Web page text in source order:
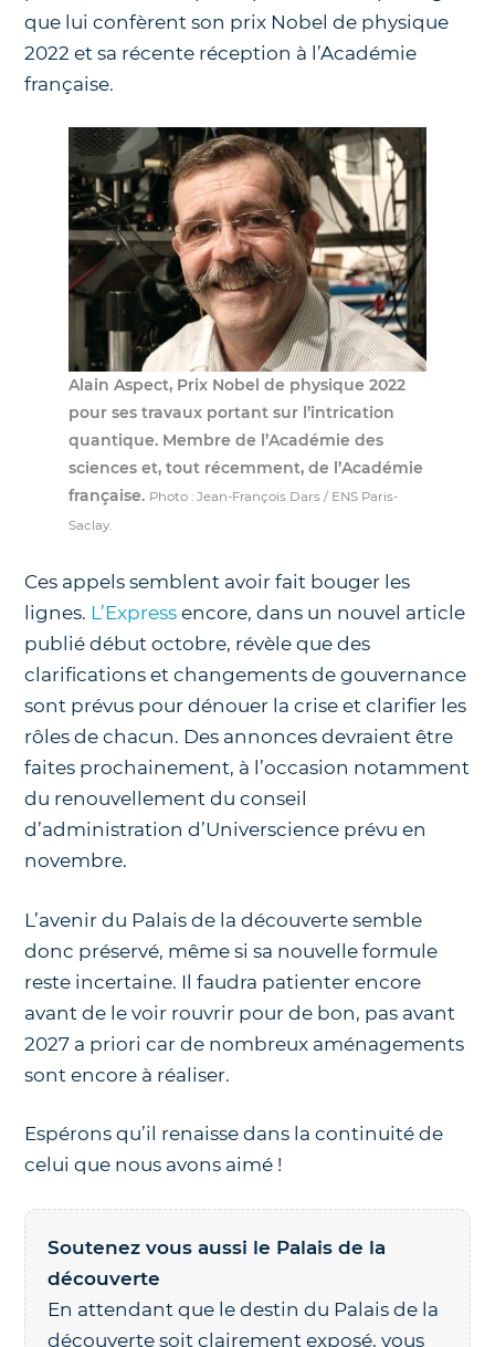
que lui confèrent son prix Nobel de physique
2022 et sa récente réception à l’Académie
française.
Alain Aspect, Prix Nobel de physique 2022
pour ses travaux portant sur l’intrication
quantique. Membre de l’Académie des
sciences et, tout récemment, de l’Académie
française. Photo : Jean-François Dars / ENS Paris-
Saclay.
Ces appels semblent avoir fait bouger les
lignes. L’Express encore, dans un nouvel article
publié début octobre, révèle que des
clarifications et changements de gouvernance
sont prévus pour dénouer la crise et clarifier les
rôles de chacun. Des annonces devraient être
faites prochainement, à l’occasion notamment
du renouvellement du conseil
d’administration d’Universcience prévu en
novembre.
L’avenir du Palais de la découverte semble
donc préservé, même si sa nouvelle formule
reste incertaine. Il faudra patienter encore
avant de le voir rouvrir pour de bon, pas avant
2027 a priori car de nombreux aménagements
sont encore à réaliser.
Espérons qu’il renaisse dans la continuité de
celui que nous avons aimé !
Soutenez vous aussi le Palais de la
découverte
En attendant que le destin du Palais de la
découverte soit clairement exposé, vous